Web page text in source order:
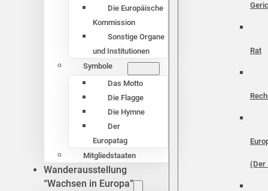
Die Europäische
Kommission
Sonstige Organe
und Institutionen
Symbole
Das Motto
Die Flagge
Die Hymne
Der
Europatag
Mitgliedstaaten
Wanderausstellung
“Wachsen in Europa”
Rat
(Der